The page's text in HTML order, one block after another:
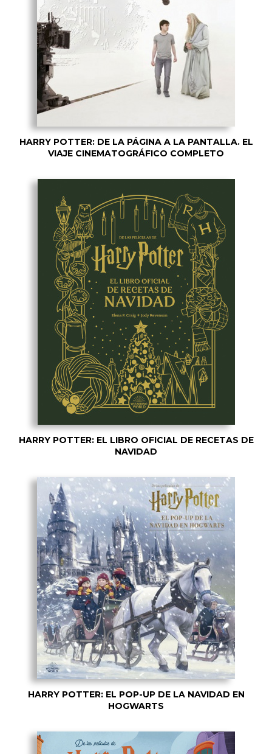
HARRY POTTER: DE LA PÁGINA A LA PANTALLA. EL
VIAJE CINEMATOGRÁFICO COMPLETO
HARRY POTTER: EL LIBRO OFICIAL DE RECETAS DE
NAVIDAD
HARRY POTTER: EL POP-UP DE LA NAVIDAD EN
HOGWARTS